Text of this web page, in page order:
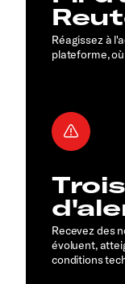
Réagissez à
plateforme,
Recevez des
évoluent,
conditions